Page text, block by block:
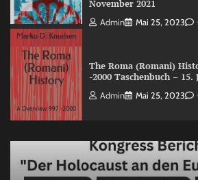
November 2021
Admin Mai 25, 2023
The Roma (Romani)
-2000 Taschenbuch – 15.
Admin Mai 25, 2023